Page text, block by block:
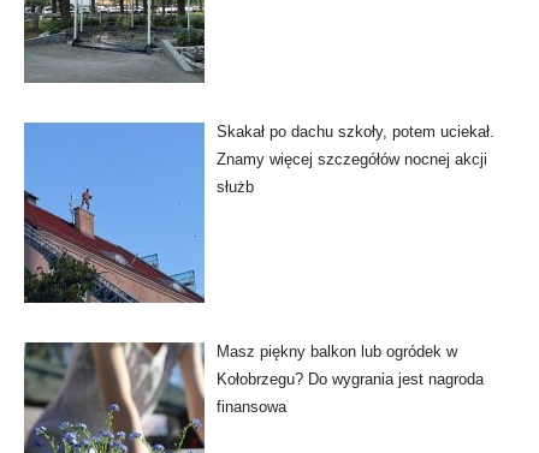
Skakał po dachu szkoły, potem uciekał.
Znamy więcej szczegółów nocnej akcji
służb
Masz piękny balkon lub ogródek w
Kołobrzegu? Do wygrania jest nagroda
finansowa